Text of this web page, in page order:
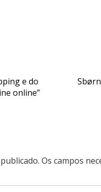
e do
online”
Os campos